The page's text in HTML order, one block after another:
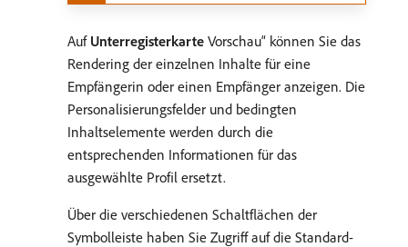
Auf Unterregisterkarte Vorschau“ können Sie das
Rendering der einzelnen Inhalte für eine
Empfängerin oder einen Empfänger anzeigen. Die
Personalisierungsfelder und bedingten
Inhaltselemente werden durch die
entsprechenden Informationen für das
ausgewählte Profil ersetzt.
Über die verschiedenen Schaltflächen der
Symbolleiste haben Sie Zugriff auf die Standard-